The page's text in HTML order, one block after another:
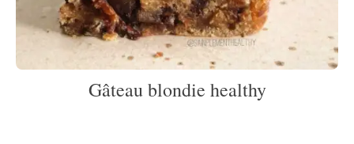
Gâteau blondie healthy